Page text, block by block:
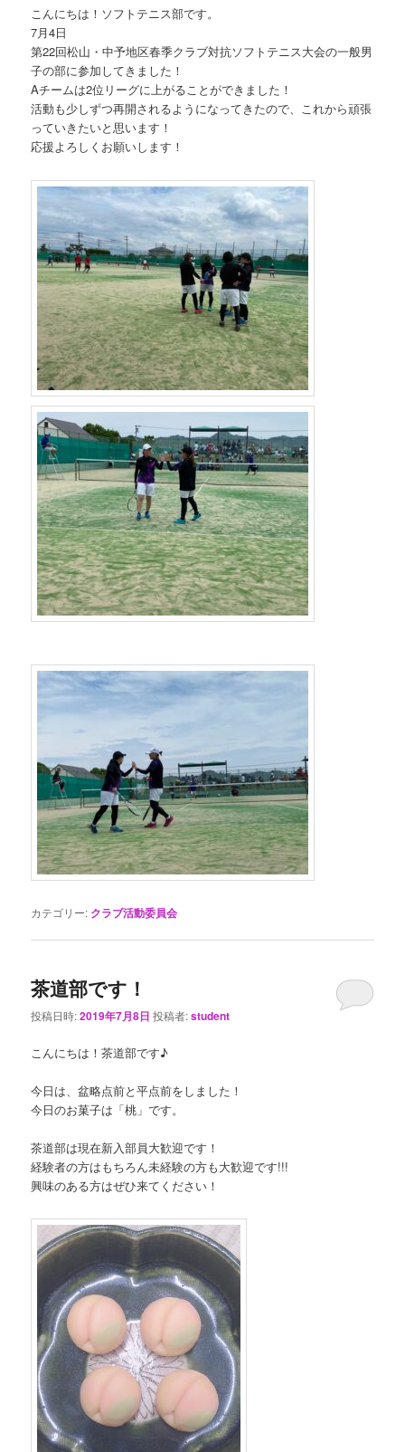
こんにちは！ソフトテニス部です。
7月4日
第22回松山・中予地区春季クラブ対抗ソフトテニス大会の一般男
子の部に参加してきました！
Aチームは2位リーグに上がることができました！
活動も少しずつ再開されるようになってきたので、これから頑張
っていきたいと思います！
応援よろしくお願いします！
カテゴリー: クラブ活動委員会
茶道部です！
投稿日時:2019年7月8日 投稿者:student
こんにちは！茶道部です♪
今日は、盆略点前と平点前をしました！
今日のお菓子は「桃」です。
茶道部は現在新入部員大歓迎です！
経験者の方はもちろん未経験の方も大歓迎です!!!
興味のある方はぜひ来てください！